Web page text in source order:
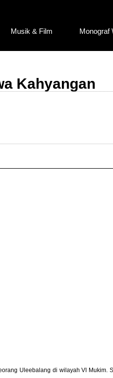
Musik & Film Monograf
Kahyangan
Uleebalang di wilayah VI Mukim.